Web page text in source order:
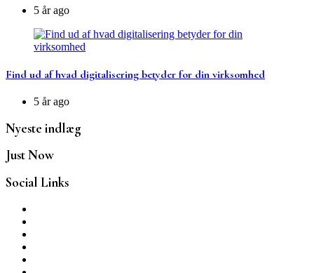
5 år ago
Find ud af hvad digitalisering betyder for din virksomhed
5 år ago
Nyeste indlæg
Just Now
Social Links